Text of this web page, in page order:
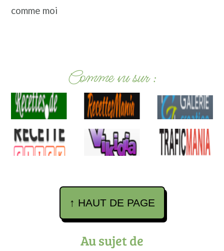
comme moi
Comme vu sur :
↑ HAUT DE PAGE
Au sujet de